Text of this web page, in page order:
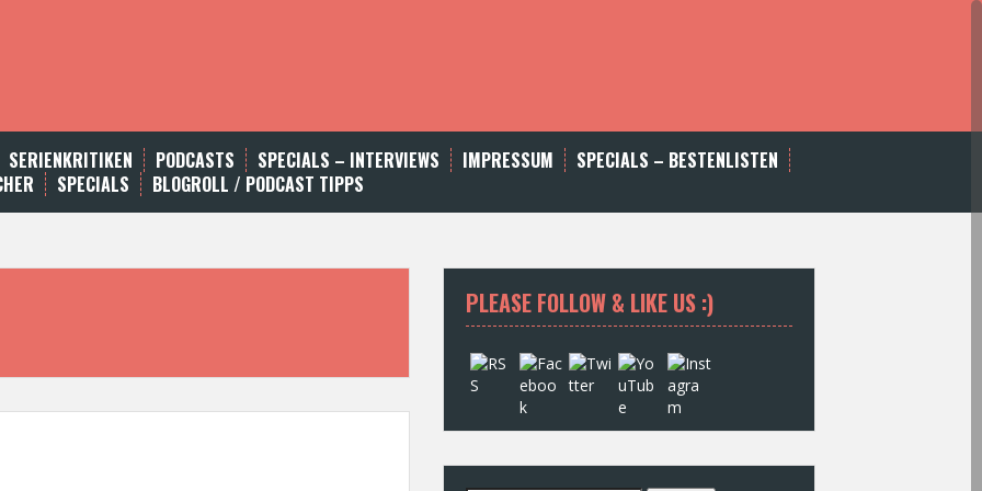
SERIENKRITIKEN PODCASTS SPECIALS – INTERVIEWS IMPRESSUM
SPECIALS – BESTENLISTEN
SPECIALS BLOGROLL / PODCAST TIPPS
PLEASE FOLLOW & LIKE US :)